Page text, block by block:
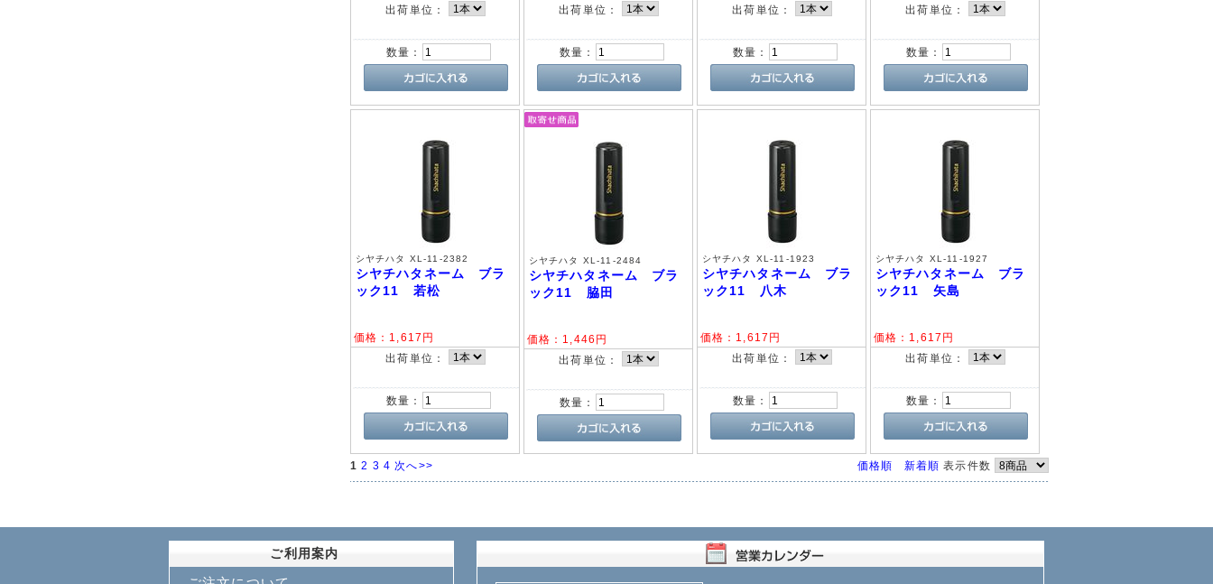
出荷単位：
数量：
出荷単位：
数量：
出荷単位：
数量：
出荷単位：
数量：
シヤチハタ XL-11-2382
シヤチハタネーム ブラ
ック11 若松
価格： 1,617 円
出荷単位：
数量：
シヤチハタ XL-11-2484
シヤチハタネーム ブラ
ック11 脇田
価格： 1,446 円
出荷単位：
数量：
シヤチハタ XL-11-1923
シヤチハタネーム ブラ
ック11 八木
価格： 1,617 円
出荷単位：
数量：
シヤチハタ XL-11-1927
シヤチハタネーム ブラ
ック11 矢島
価格： 1,617 円
出荷単位：
数量：
価格順 新着順 表示件数
1 2 3 4 次へ>>
ご利用案内